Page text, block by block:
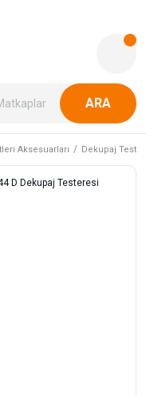
ARA
Aksesuarları Dekupaj